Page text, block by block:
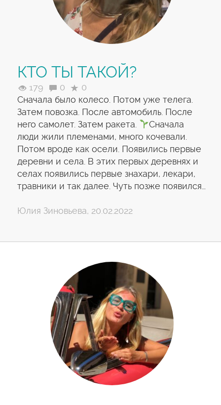
КТО ТЫ ТАКОЙ?
179 0
0
Сначала было колесо. Потом уже телега.
Затем повозка. После автомобиль. После
него самолет. Затем ракета.
Сначала
люди жили племенами, много кочевали.
Потом вроде как осели. Появились первые
деревни и села. В этих первых деревнях и
селах появились первые знахари, лекари,
травники и так далее. Чуть позже появился…
Юлия Зиновьева, 20.02.2022